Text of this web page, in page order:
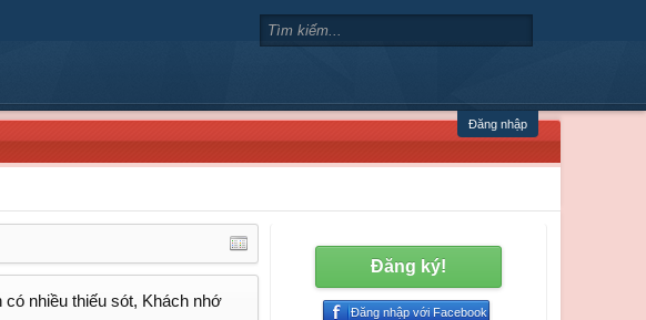
Đăng nhập
nhiều thiếu sót, Khách nhớ
Đăng ký!
Đăng nhập với Facebook